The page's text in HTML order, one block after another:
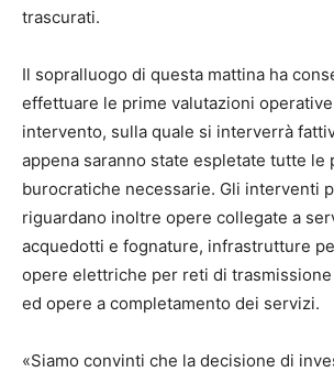
trascurati.
Il sopralluogo di questa mattina ha
effettuare le prime valutazioni operative
intervento, sulla quale si interverrà
appena saranno state espletate tutte le
burocratiche necessarie. Gli interventi
riguardano inoltre opere collegate a
acquedotti e fognature, infrastrutture
opere elettriche per reti di
ed opere a completamento dei servizi.
«Siamo convinti che la decisione di